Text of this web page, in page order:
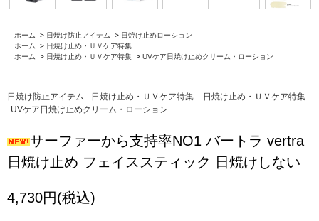
ホーム > 日焼け防止アイテム > 日焼け止めローション
ホーム
> 日焼け止め・ＵＶケア特集
ホーム
> 日焼け止め・ＵＶケア特集 > UVケア日焼け止めクリーム・ローション
日焼け防止アイテム 日焼け止め・ＵＶケア特集
日焼け止め・ＵＶケア特集
UVケア日焼け止めクリーム・ローション
サーファーから支持率NO1 バートラ vertra
日焼け止め フェイススティック 日焼けしない
4,730円(税込)